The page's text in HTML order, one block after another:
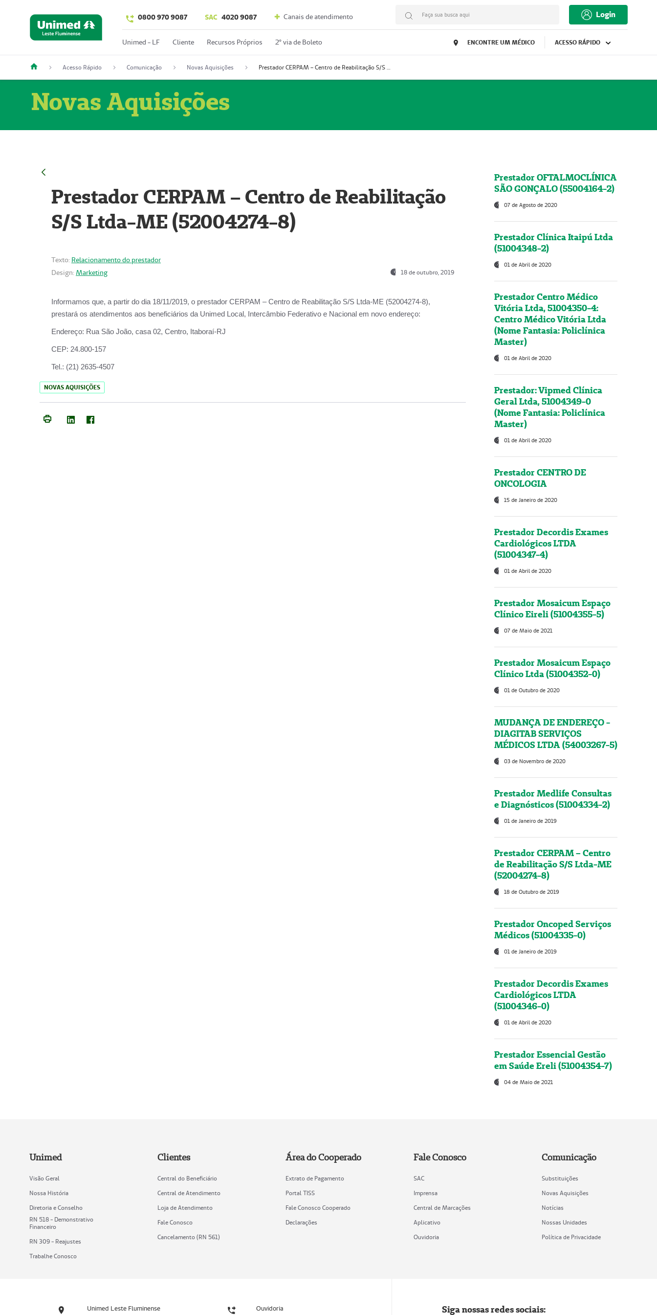
0800 970 9087 SAC 4020 9087 Canais de atendimento Faça sua busca aqui Login
Unimed - LF Cliente Recursos Próprios 2º via de Boleto ENCONTRE UM MÉDICO ACESSO RÁPIDO
Acesso Rápido Comunicação Novas Aquisições Prestador CERPAM – Centro de Reabilitação S/S Ltda-ME (52004274-8)
Novas Aquisições
Prestador CERPAM – Centro de Reabilitação
S/S Ltda-ME (52004274-8)
Texto: Relacionamento do prestador
Design: Marketing 18 de outubro, 2019
Informamos que, a partir do dia 18/11/2019, o prestador CERPAM – Centro de Reabilitação S/S Ltda-ME (52004274-8),
prestará os atendimentos aos beneficiários da Unimed Local, Intercâmbio Federativo e Nacional em novo endereço:
Endereço: Rua São João, casa 02, Centro, Itaboraí-RJ
CEP: 24.800-157
Tel.: (21) 2635-4507
NOVAS AQUISIÇÕES
Prestador OFTALMOCLÍNICA
SÃO GONÇALO (55004164-2)
07 de Agosto de 2020
Prestador Clínica Itaipú Ltda
(51004348-2)
01 de Abril de 2020
Prestador Centro Médico
Vitória Ltda, 51004350-4:
Centro Médico Vitória Ltda
(Nome Fantasia: Policlínica
Master)
01 de Abril de 2020
Prestador: Vipmed Clínica
Geral Ltda, 51004349-0
(Nome Fantasia: Policlínica
Master)
01 de Abril de 2020
Prestador CENTRO DE
ONCOLOGIA
15 de Janeiro de 2020
Prestador Decordis Exames
Cardiológicos LTDA
(51004347-4)
01 de Abril de 2020
Prestador Mosaicum Espaço
Clínico Eireli (51004355-5)
07 de Maio de 2021
Prestador Mosaicum Espaço
Clínico Ltda (51004352-0)
01 de Outubro de 2020
MUDANÇA DE ENDEREÇO -
DIAGITAB SERVIÇOS
MÉDICOS LTDA (54003267-5)
03 de Novembro de 2020
Prestador Medlife Consultas
e Diagnósticos (51004334-2)
01 de Janeiro de 2019
Prestador CERPAM – Centro
de Reabilitação S/S Ltda-ME
(52004274-8)
18 de Outubro de 2019
Prestador Oncoped Serviços
Médicos (51004335-0)
01 de Janeiro de 2019
Prestador Decordis Exames
Cardiológicos LTDA
(51004346-0)
01 de Abril de 2020
Prestador Essencial Gestão
em Saúde Ereli (51004354-7)
04 de Maio de 2021
Unimed
Visão Geral
Nossa História
Diretoria e Conselho
RN 518 - Demonstrativo
Financeiro
RN 309 - Reajustes
Trabalhe Conosco
Clientes
Central do Beneficiário
Central de Atendimento
Loja de Atendimento
Fale Conosco
Cancelamento (RN 561)
Área do Cooperado
Extrato de Pagamento
Portal TISS
Fale Conosco Cooperado
Declarações
Fale Conosco
SAC
Imprensa
Central de Marcações
Aplicativo
Ouvidoria
Comunicação
Substituições
Novas Aquisições
Notícias
Nossas Unidades
Política de Privacidade
Unimed Leste Fluminense Ouvidoria Siga nossas redes sociais: